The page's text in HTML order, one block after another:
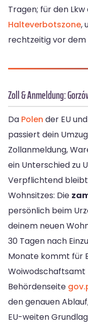
Tragen; für den
Halteverbotszone,
rechtzeitig vor
Zoll & Anmeldung:
Da Polen der EU
passiert dein
Zollanmeldung,
ein Unterschied zu
Verpflichtend bleibt
Wohnsitzes: Die
persönlich beim
deinem neuen
30 Tagen nach
Monate kommt für
Woiwodschaftsamt
Behördenseite
den genauen
EU-weiten